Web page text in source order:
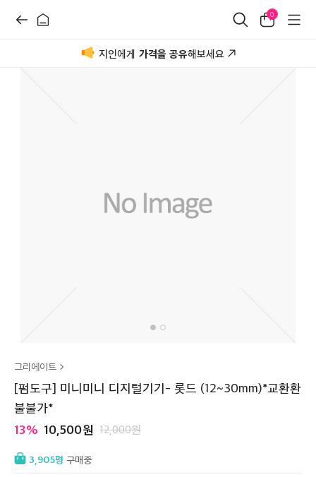
0
지인에게 가격을 공유해보세요
그리에이트
[펌도구] 미니미니 디지털기기- 롯드 (12~30mm)*교환환
불불가*
13 10,500 12,000
3,905 구매중